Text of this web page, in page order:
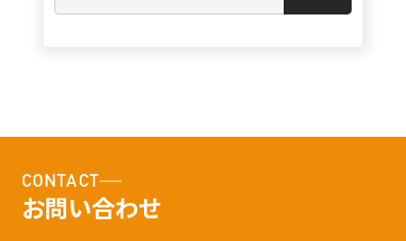
CONTACT
お問い合わせ